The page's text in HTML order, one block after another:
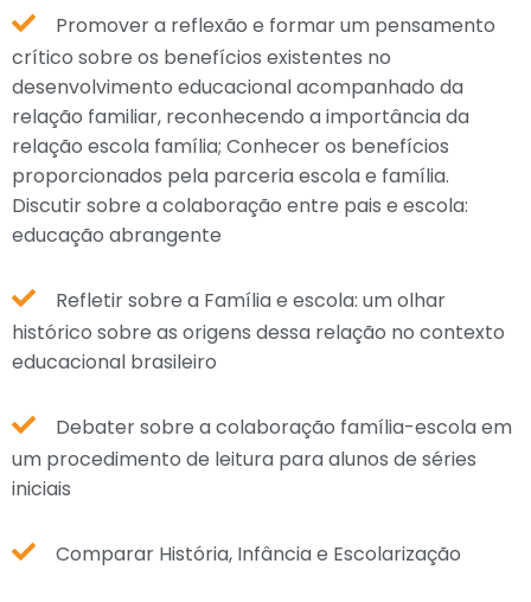
Promover a reflexão e formar um pensamento
crítico sobre os benefícios existentes no
desenvolvimento educacional acompanhado da
relação familiar, reconhecendo a importância da
relação escola família; Conhecer os benefícios
proporcionados pela parceria escola e família.
Discutir sobre a colaboração entre pais e escola:
educação abrangente
Refletir sobre a Família e escola: um olhar
histórico sobre as origens dessa relação no contexto
educacional brasileiro
Debater sobre a colaboração família-escola em
um procedimento de leitura para alunos de séries
iniciais
Comparar História, Infância e Escolarização